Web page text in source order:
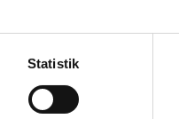
Statistik